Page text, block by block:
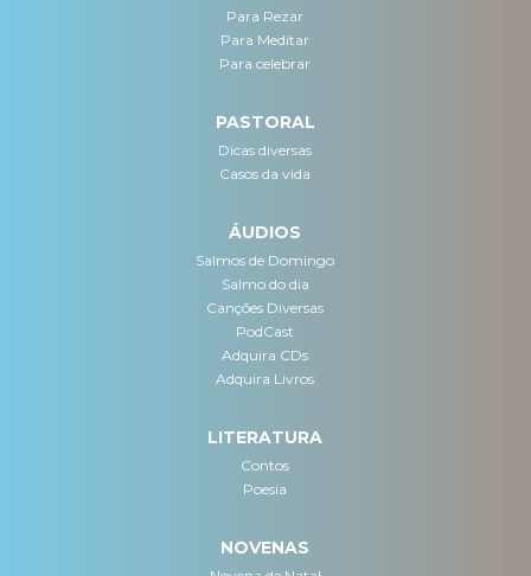
Para Rezar
Para Meditar
Para celebrar
PASTORAL
Dicas diversas
Casos da vida
ÁUDIOS
Salmos de Domingo
Salmo do dia
Canções Diversas
PodCast
Adquira CDs
Adquira Livros
LITERATURA
Contos
Poesia
NOVENAS